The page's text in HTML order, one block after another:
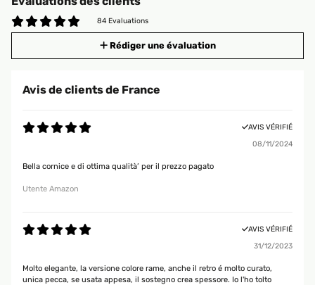
84 Evaluations
Rédiger une évaluation
Avis de clients de France
AVIS VÉRIFIÉ
08/11/2024
Bella cornice e di ottima qualità’ per il prezzo pagato
Utente Amazon
AVIS VÉRIFIÉ
31/12/2023
Molto elegante, la versione colore rame, anche il retro é molto curato,
unica pecca, se usata appesa, il sostegno crea spessore. Io l'ho tolto